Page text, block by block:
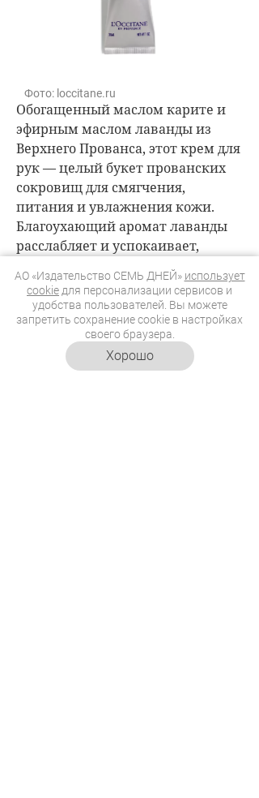
АО «Издательство СЕМЬ ДНЕЙ» использует
cookie для персонализации сервисов и
удобства пользователей. Вы можете
запретить сохранение cookie в настройках
своего браузера.
Хорошо
Фото: loccitane.ru
Обогащенный маслом карите и
эфирным маслом лаванды из
Верхнего Прованса, этот крем для
рук — целый букет прованских
сокровищ для смягчения,
питания и увлажнения кожи.
Благоухающий аромат лаванды
расслабляет и успокаивает,
окутывая руки ароматной
заботой.
Спрей-молочко для тела с
пробиотикамиCucumber Breeze